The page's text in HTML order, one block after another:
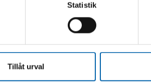
Statistik
Tillåt urval
BRÄNSLEFILTER CAV296